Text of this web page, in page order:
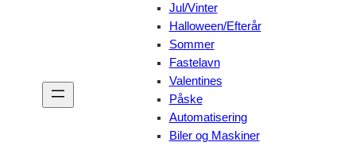
Jul/Vinter
Halloween/Efterår
Sommer
Fastelavn
Valentines
Påske
Automatisering
Biler og Maskiner